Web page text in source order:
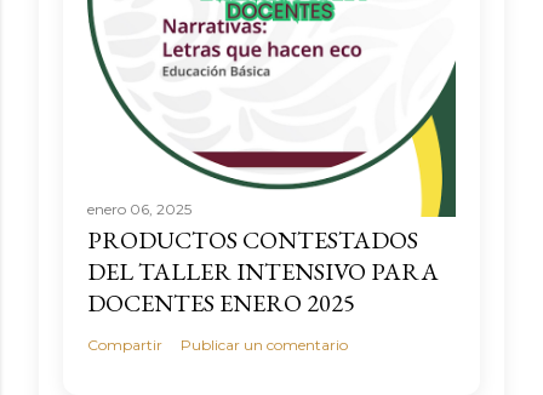
enero 06, 2025
PRODUCTOS CONTESTADOS
DEL TALLER INTENSIVO PARA
DOCENTES ENERO 2025
Compartir Publicar un comentario